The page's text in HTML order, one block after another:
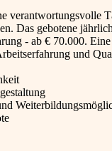
verantwortungsvolle
Das gebotene
- ab € 70.000.
und